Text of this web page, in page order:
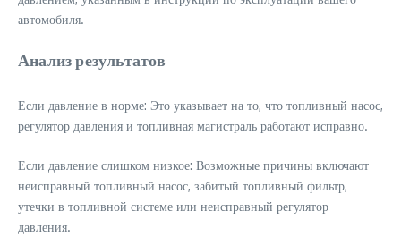
автомобиля.
Анализ результатов
Если давление в норме: Это указывает на то, что топливный насос,
регулятор давления и топливная магистраль работают исправно.
Если давление слишком низкое: Возможные причины включают
неисправный топливный насос, забитый топливный фильтр,
утечки в топливной системе или неисправный регулятор
давления.